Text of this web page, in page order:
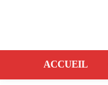
ACCUEIL